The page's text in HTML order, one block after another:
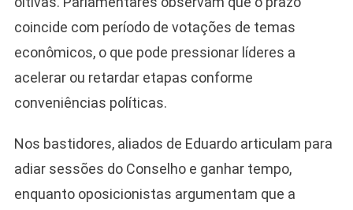
coincide com período de votações de temas
econômicos, o que pode pressionar líderes a
acelerar ou retardar etapas conforme
conveniências políticas.
Nos bastidores, aliados de Eduardo articulam para
adiar sessões do Conselho e ganhar tempo,
enquanto oposicionistas argumentam que a